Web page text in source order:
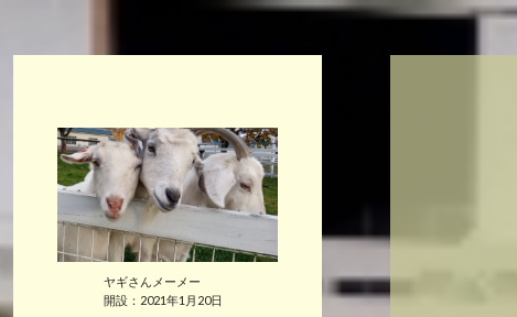
ヤギさんメーメー
開設：2021年1月20日